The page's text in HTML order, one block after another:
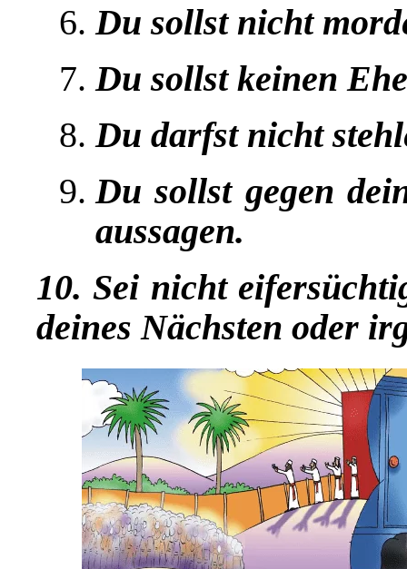
Du sollst nicht
Du sollst keinen
Du darfst nicht
Du sollst gegen
aussagen.
10. Sei nicht
deines Nächsten oder